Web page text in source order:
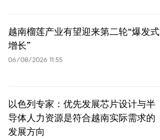
越南榴莲产业有望迎来第二轮“爆发式
增长”
06/08/2026 11:55
以色列专家：优先发展芯片设计与半
导体人力资源是符合越南实际需求的
发展方向